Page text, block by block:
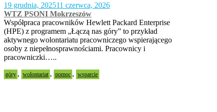
19 grudnia, 202511 czerwca, 2026
WTZ PSONI Mokrzeszów
Współpraca pracowników Hewlett Packard Enterprise
(HPE) z programem „Łączą nas góry” to przykład
aktywnego wolontariatu pracowniczego wspierającego
osoby z niepełnosprawnościami. Pracownicy i
pracowniczki…..
góry , wolontariat , pomoc , wsparcie